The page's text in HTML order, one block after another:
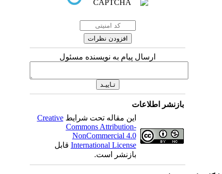
ارسال پیام به نویسنده مسئول
بازنشر اطلاعات
این مقاله تحت شرایط Creative
Commons Attribution-
NonCommercial 4.0
International Licenseقابل
بازنشر است.